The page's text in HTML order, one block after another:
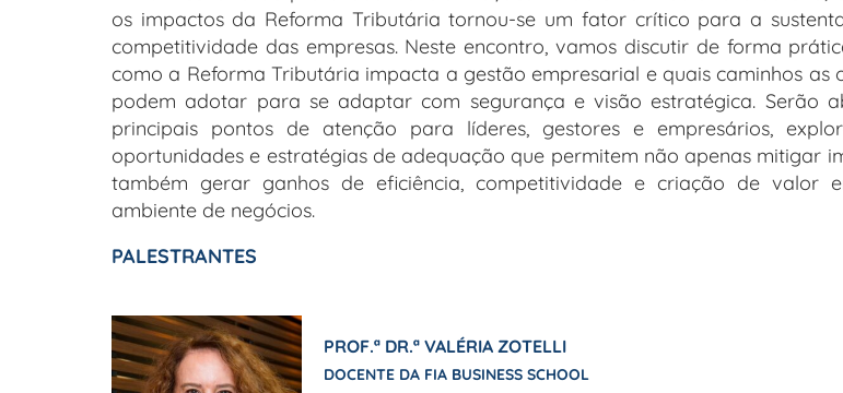
os impactos da Reforma Tributária tornou-se um fator crítico para a
competitividade das empresas. Neste encontro, vamos discutir de forma
como a Reforma Tributária impacta a gestão empresarial e quais caminhos as
podem adotar para se adaptar com segurança e visão estratégica. Serão
principais pontos de atenção para líderes, gestores e empresários,
oportunidades e estratégias de adequação que permitem não apenas mitigar
também gerar ganhos de eficiência, competitividade e criação de valor
ambiente de negócios.
PALESTRANTES
PROF.ª DR.ª VALÉRIA ZOTELLI
DOCENTE DA FIA BUSINESS SCHOOL